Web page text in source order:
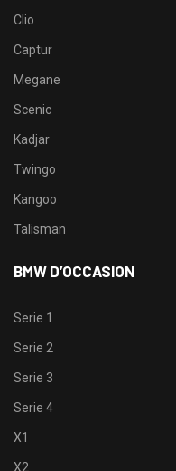
Clio
Captur
Megane
Scenic
Kadjar
Twingo
Kangoo
Talisman
BMW D’OCCASION
Serie 1
Serie 2
Serie 3
Serie 4
X1
X2